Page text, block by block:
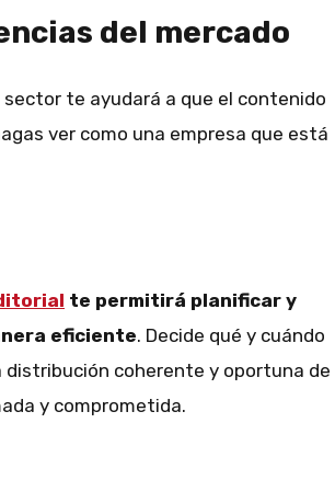
del mercado
te ayudará a que el contenido
ver como una empresa que está
te permitirá planificar y
eficiente. Decide qué y cuándo
distribución coherente y oportuna de
y comprometida.